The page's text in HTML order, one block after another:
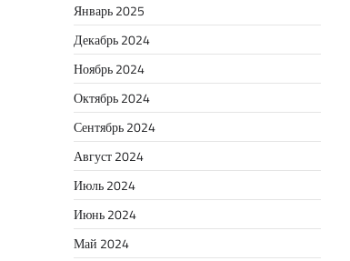
Январь 2025
Декабрь 2024
Ноябрь 2024
Октябрь 2024
Сентябрь 2024
Август 2024
Июль 2024
Июнь 2024
Май 2024